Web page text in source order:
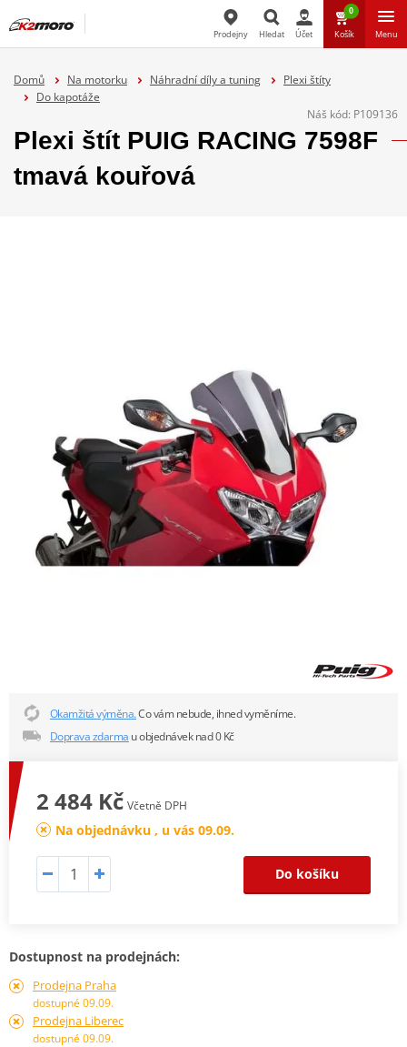
Prodejny Hledat Účet
0
Košík Menu
Domů Na motorku Náhradní díly a tuning
Plexi štíty
Do kapotáže
Náš kód: P109136
Plexi štít PUIG RACING 7598F
tmavá kouřová
Okamžitá výměna.Co vám nebude, ihned vyměníme.
Doprava zdarma u objednávek nad 0 Kč
2 484 Kč Včetně DPH
Na objednávku , u vás 09.09.
Do košíku
Dostupnost na prodejnách:
Prodejna Praha
dostupné 09.09.
Prodejna Liberec
dostupné 09.09.